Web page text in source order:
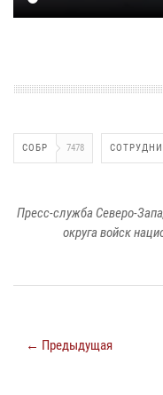
СОБР 7478
Пресс-служба Северо-
округа войск
← Предыдущая